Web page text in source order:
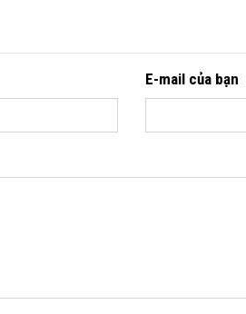
E-mail của bạn